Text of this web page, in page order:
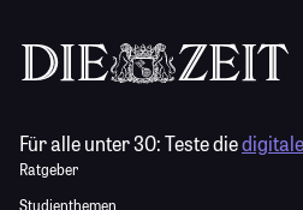
Für alle unter 30:Teste die
Ratgeber
Studienthemen